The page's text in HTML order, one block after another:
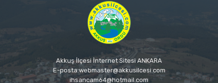
Akkuş İlçesi İnternet Sitesi ANKARA
E-posta:webmaster@akkusilcesi.com
ihsancam64@hotmail.com